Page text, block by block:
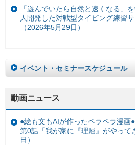
「遊んでいたら自然と速くなる」
人開発した対戦型タイピング練習
（2026年5月29日）
イベント・セミナースケジュール
動画ニュース
●絵も文もAIが作ったペラペラ漫画
第0話「我が家に『理屈』がやって
日）